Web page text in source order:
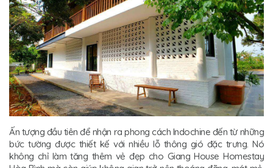
Ấn tượng đầu tiên để nhận ra phong cách Indochine đến từ những
bức tường được thiết kế với nhiều lỗ thông gió đặc trưng. Nó
không chỉ làm tăng thêm vẻ đẹp cho Giang House Homestay